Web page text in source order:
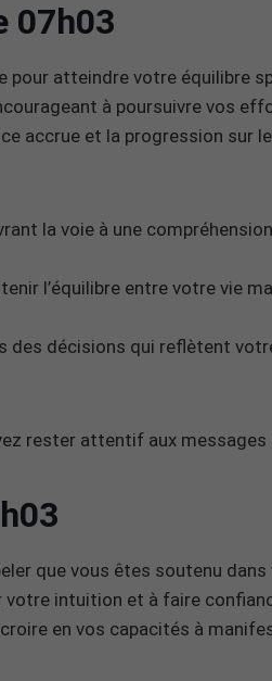
07h03
pour atteindre votre équilibre
à poursuivre vos
accrue et la progression sur
la voie à une
l’équilibre entre votre vie
des décisions qui reflètent
rester attentif aux messages
que vous êtes soutenu
intuition et à faire
en vos capacités à